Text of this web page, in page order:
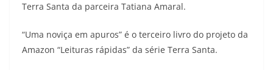
Terra Santa da parceira Tatiana Amaral.
“Uma noviça em apuros” é o terceiro livro do projeto da
Amazon “Leituras rápidas” da série Terra Santa.